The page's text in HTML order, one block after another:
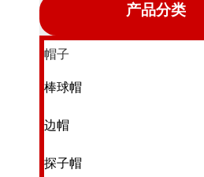
产品分类
帽子
棒球帽
边帽
探子帽